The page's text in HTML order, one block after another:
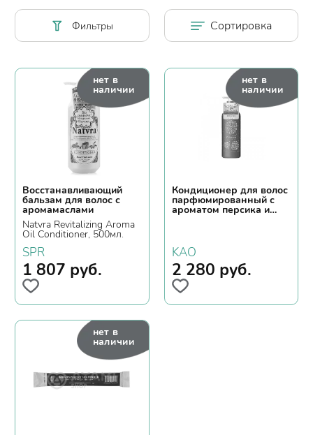
Фильтры Сортировка
нет в
наличии
Восстанавливающий
бальзам для волос с
аромамаслами
Natvra Revitalizing Aroma
Oil Conditioner, 500мл.
SPR
1 807 руб.
нет в
наличии
Кондиционер для волос
парфюмированный с
ароматом персика и
сливы, Merit Pyuan
KAO
2 280 руб.
нет в
наличии